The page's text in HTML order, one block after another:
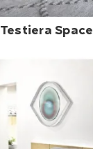
Testiera Space